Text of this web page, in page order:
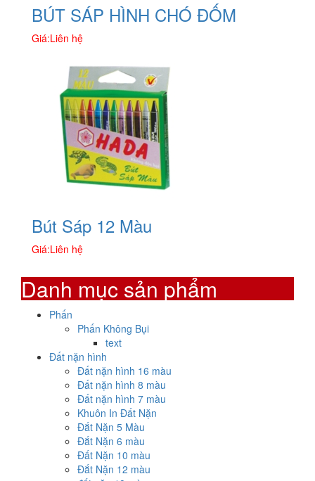
BÚT SÁP HÌNH CHÓ ĐỐM
Giá:Liên hệ
Bút Sáp 12 Màu
Giá:Liên hệ
Danh mục sản phẩm
Phấn
Phấn Không Bụi
text
Đất nặn hình
Đất nặn hình 16 màu
Đất nặn hình 8 màu
Đất nặn hình 7 màu
Khuôn In Đất Nặn
Đắt Nặn 5 Màu
Đắt Nặn 6 màu
Đất Nặn 10 màu
Đắt Nặn 12 màu